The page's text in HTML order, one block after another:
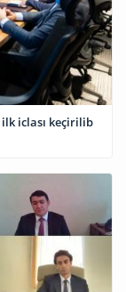
iclası keçirilib